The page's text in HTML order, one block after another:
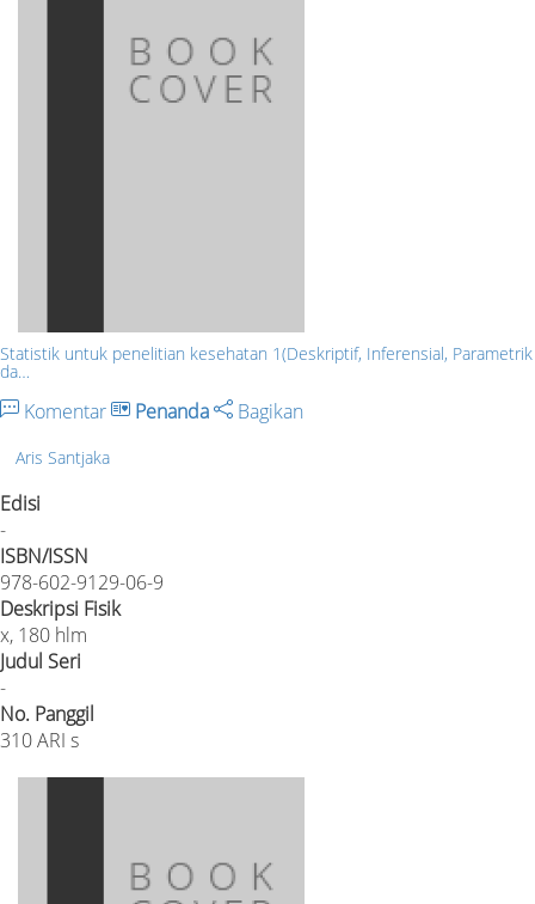
Statistik untuk penelitian kesehatan 1(Deskriptif, Inferensial, Parametrik
da…
Komentar Penanda Bagikan
Aris Santjaka
Edisi
-
ISBN/ISSN
978-602-9129-06-9
Deskripsi Fisik
x, 180 hlm
Judul Seri
-
No. Panggil
310 ARI s